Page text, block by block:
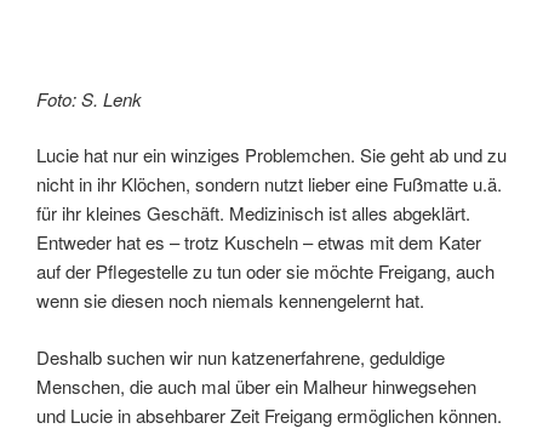
Foto: S. Lenk
Lucie hat nur ein winziges Problemchen. Sie geht ab und zu
nicht in ihr Klöchen, sondern nutzt lieber eine Fußmatte u.ä.
für ihr kleines Geschäft. Medizinisch ist alles abgeklärt.
Entweder hat es – trotz Kuscheln – etwas mit dem Kater
auf der Pflegestelle zu tun oder sie möchte Freigang, auch
wenn sie diesen noch niemals kennengelernt hat.
Deshalb suchen wir nun katzenerfahrene, geduldige
Menschen, die auch mal über ein Malheur hinwegsehen
und Lucie in absehbarer Zeit Freigang ermöglichen können.